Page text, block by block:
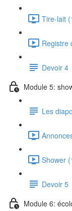
Tire-lait
Registre
Devoir 4
Module 5:
Les
Shower
Devoir 5
Module 6: